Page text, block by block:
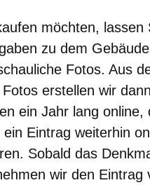
möchten, lassen
zu dem
Fotos. Aus
erstellen wir
ein Jahr lang online,
Eintrag weiterhin
Sobald das
wir den Eintrag